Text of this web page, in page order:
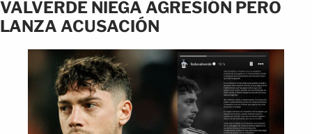
VALVERDE NIEGA AGRESIÓN PERO
LANZA ACUSACIÓN